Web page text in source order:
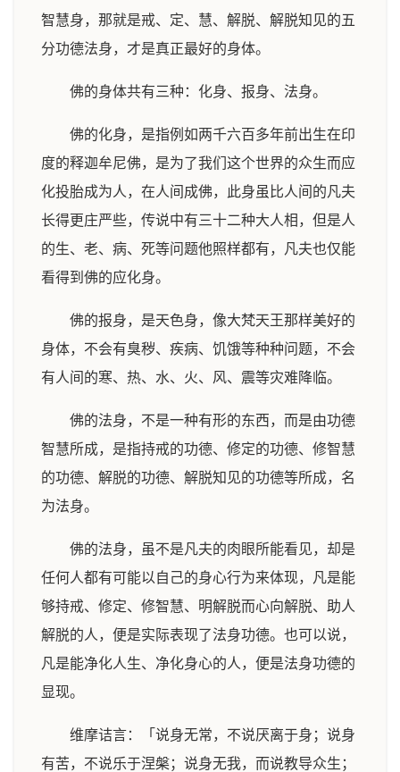
智慧身，那就是戒、定、慧、解脱、解脱知见的五
分功德法身，才是真正最好的身体。
佛的身体共有三种：化身、报身、法身。
佛的化身，是指例如两千六百多年前出生在印
度的释迦牟尼佛，是为了我们这个世界的众生而应
化投胎成为人，在人间成佛，此身虽比人间的凡夫
长得更庄严些，传说中有三十二种大人相，但是人
的生、老、病、死等问题他照样都有，凡夫也仅能
看得到佛的应化身。
佛的报身，是天色身，像大梵天王那样美好的
身体，不会有臭秽、疾病、饥饿等种种问题，不会
有人间的寒、热、水、火、风、震等灾难降临。
佛的法身，不是一种有形的东西，而是由功德
智慧所成，是指持戒的功德、修定的功德、修智慧
的功德、解脱的功德、解脱知见的功德等所成，名
为法身。
佛的法身，虽不是凡夫的肉眼所能看见，却是
任何人都有可能以自己的身心行为来体现，凡是能
够持戒、修定、修智慧、明解脱而心向解脱、助人
解脱的人，便是实际表现了法身功德。也可以说，
凡是能净化人生、净化身心的人，便是法身功德的
显现。
维摩诘言：「说身无常，不说厌离于身；说身
有苦，不说乐于涅槃；说身无我，而说教导众生；